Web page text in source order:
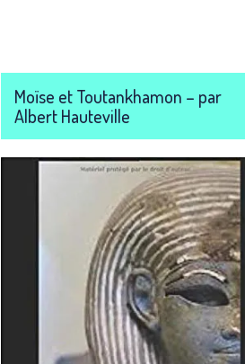
Moïse et Toutankhamon – par
Albert Hauteville